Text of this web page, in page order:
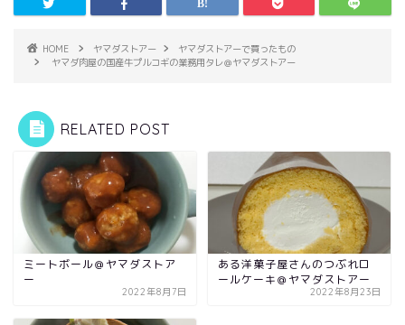
HOME ヤマダストアー
ヤマダストアーで買ったもの
ヤマダ肉屋の国産牛プルコギの業務用タレ＠ヤマダストアー
RELATED POST
ミートボール＠ヤマダストア
ー
2022年8月7日
ある洋菓子屋さんのつぶれロ
ールケーキ＠ヤマダストアー
2022年8月23日